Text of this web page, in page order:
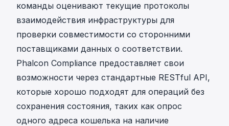
команды оценивают текущие протоколы
взаимодействия инфраструктуры для
проверки совместимости со сторонними
поставщиками данных о соответствии.
Phalcon Compliance предоставляет свои
возможности через стандартные RESTful API,
которые хорошо подходят для операций без
сохранения состояния, таких как опрос
одного адреса кошелька на наличие